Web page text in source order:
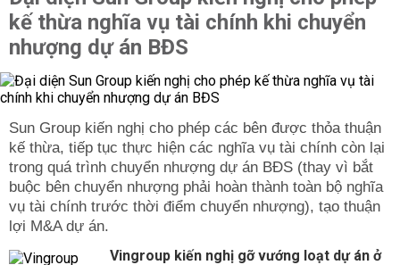
kế thừa nghĩa vụ tài chính khi chuyển
nhượng dự án BĐS
Sun Group kiến nghị cho phép các bên được thỏa thuận
kế thừa, tiếp tục thực hiện các nghĩa vụ tài chính còn lại
trong quá trình chuyển nhượng dự án BĐS (thay vì bắt
buộc bên chuyển nhượng phải hoàn thành toàn bộ nghĩa
vụ tài chính trước thời điểm chuyển nhượng), tạo thuận
lợi M&A dự án.
Vingroup kiến nghị gỡ vướng loạt dự án ở